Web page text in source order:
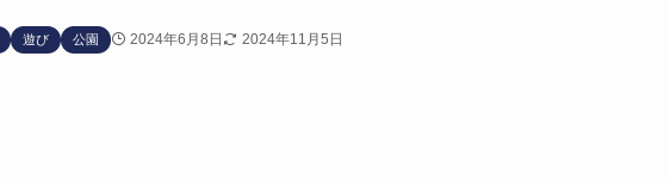
遊び 公園 2024年6月8日 2024年11月5日